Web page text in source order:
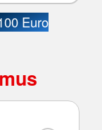
Euro